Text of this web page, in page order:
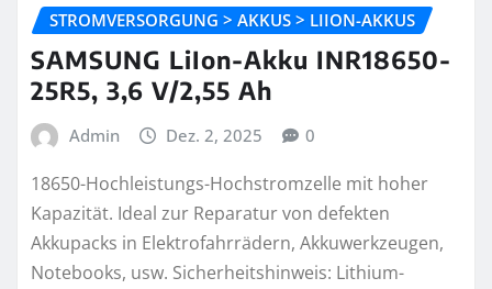
STROMVERSORGUNG > AKKUS > LIION-AKKUS
SAMSUNG LiIon-Akku INR18650-
25R5, 3,6 V/2,55 Ah
Admin Dez. 2, 2025 0
18650-Hochleistungs-Hochstromzelle mit hoher
Kapazität. Ideal zur Reparatur von defekten
Akkupacks in Elektrofahrrädern, Akkuwerkzeugen,
Notebooks, usw. Sicherheitshinweis: Lithium-